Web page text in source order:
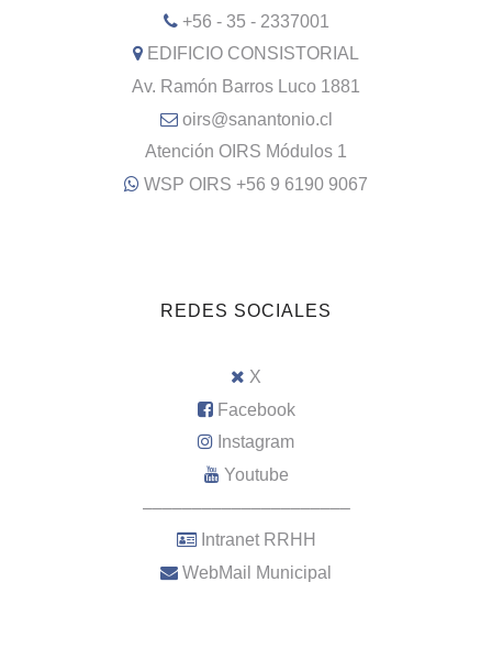
+56 - 35 - 2337001
EDIFICIO CONSISTORIAL
Av. Ramón Barros Luco 1881
oirs@sanantonio.cl
Atención OIRS Módulos 1
WSP OIRS +56 9 6190 9067
REDES SOCIALES
X
Facebook
Instagram
Youtube
–––––––––––––––––––––
Intranet RRHH
WebMail Municipal